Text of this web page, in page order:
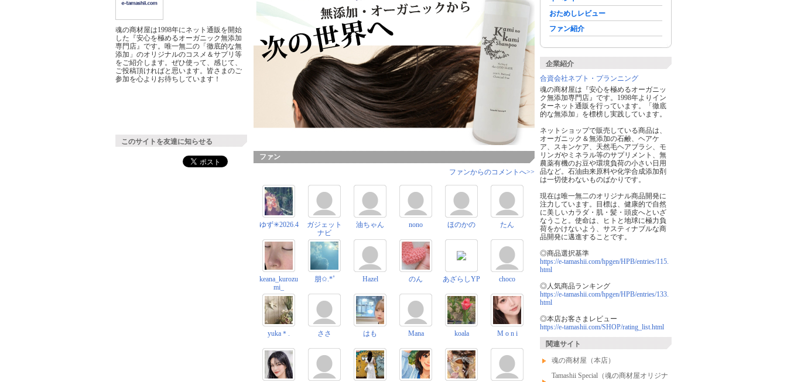
ファン
ファンからのコメントへ>>
ゆず✳︎2026.4
ガジェット
ナビ
油ちゃん nono ほのかの たん
keana_kurozu
mi_
朋✩.*˚ Hazel のん あざらしYP choco
yuka＊. ささ はも Mana koala M o n i
魂の商材屋は1998年にネット通販を開始
した『安心を極めるオーガニック無添加
専門店』です。唯一無二の「徹底的な無
添加」のオリジナルのコスメ＆サプリ等
をご紹介します。ぜひ使って、感じて、
ご投稿頂ければと思います。皆さまのご
参加を心よりお待ちしています！
このサイトを友達に知らせる
おためしレビュー
ファン紹介
企業紹介
合資会社ネプト・プランニング
魂の商材屋は『安心を極めるオーガニッ
ク無添加専門店』です。1998年よりイン
ターネット通販を行っています。「徹底
的な無添加」を標榜し実践しています。
ネットショップで販売している商品は、
オーガニック＆無添加の石鹸、ヘアケ
ア、スキンケア、天然毛ヘアブラシ、モ
リンガやミネラル等のサプリメント、無
農薬有機のお豆や環境負荷の小さい日用
品など。石油由来原料や化学合成添加剤
は一切使わないものばかりです。
現在は唯一無二のオリジナル商品開発に
注力しています。目標は、健康的で自然
に美しいカラダ・肌・髪・頭皮へといざ
なうこと。使命は、ヒトと地球に極力負
荷をかけないよう、サスティナブルな商
品開発に邁進することです。
◎商品選択基準
https://e-tamashii.com/hpgen/HPB/entries/115.
html
◎人気商品ランキング
https://e-tamashii.com/hpgen/HPB/entries/133.
html
◎本店お客さまレビュー
https://e-tamashii.com/SHOP/rating_list.html
関連サイト
魂の商材屋（本店）
Tamashii Special（魂の商材屋オリジナ